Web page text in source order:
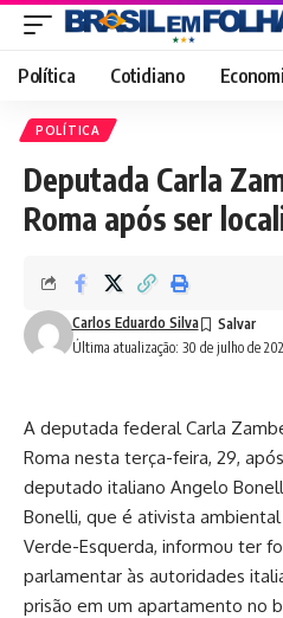
Política Cotidiano
POLÍTICA
Deputada Carla
Roma após ser
Última atualização: 30 de julho de
Carlos Eduardo Silva
A deputada federal Carla
Roma nesta terça-feira, 29,
deputado italiano Angelo
Bonelli, que é ativista
Verde-Esquerda, informou ter
parlamentar às autoridades
prisão em um apartamento no